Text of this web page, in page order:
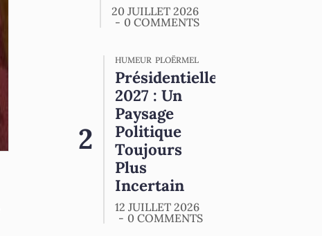
20 JUILLET 2026
0 COMMENTS
HUMEUR PLOËRMEL
Présidentielle
2027 : Un
Paysage
Politique
Toujours
Plus
Incertain
12 JUILLET 2026
0 COMMENTS